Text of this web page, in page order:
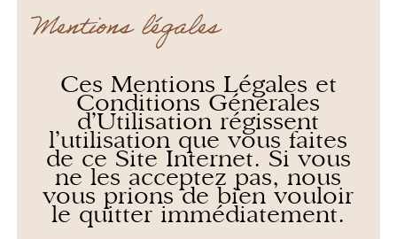
Mentions légales
Ces Mentions Légales et
Conditions Générales
d’Utilisation régissent
l’utilisation que vous faites
de ce Site Internet. Si vous
ne les acceptez pas, nous
vous prions de bien vouloir
le quitter immédiatement.